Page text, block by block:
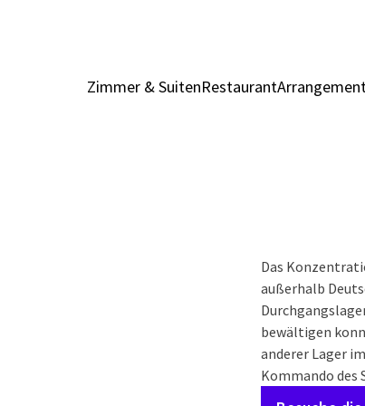
Zimmer & SuitenRestaurant
Das
außerhalb
bewältigen
anderer Lager
Kommando des